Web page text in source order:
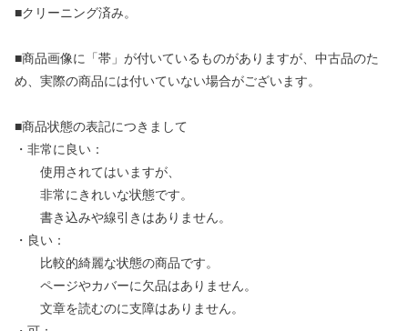
■クリーニング済み。
■商品画像に「帯」が付いているものがありますが、中古品のた
め、実際の商品には付いていない場合がございます。
■商品状態の表記につきまして
・非常に良い：
使用されてはいますが、
非常にきれいな状態です。
書き込みや線引きはありません。
・良い：
比較的綺麗な状態の商品です。
ページやカバーに欠品はありません。
文章を読むのに支障はありません。